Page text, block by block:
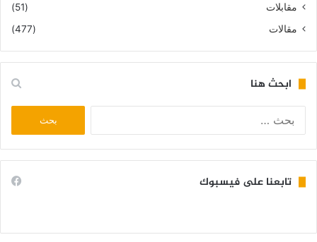
مقابلات
(51)
مقالات
(477)
ابحث هنا
تابعنا على فيسبوك